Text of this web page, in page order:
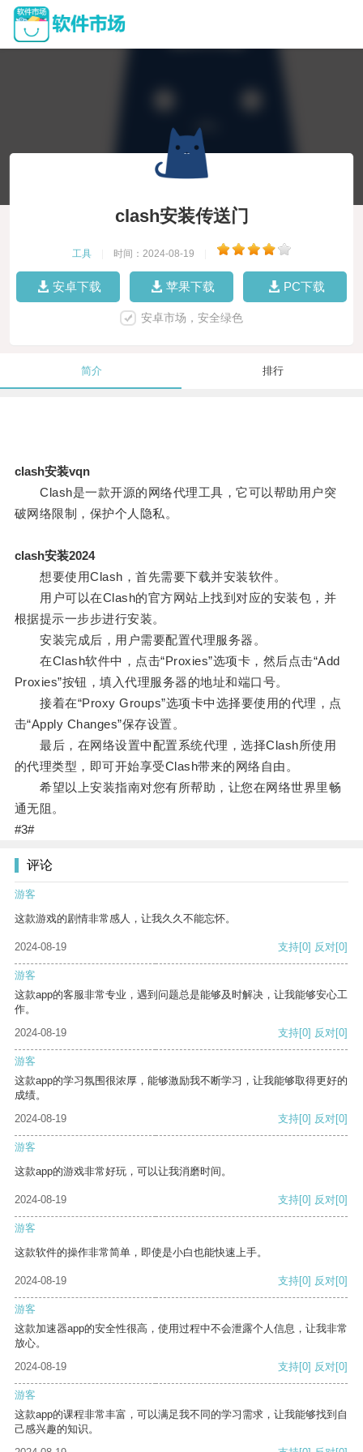
clash安装传送门
工具 时间：2024-08-19
安卓下载 苹果下载 PC下载
安卓市场，安全绿色
简介 排行
clash安装vqn
Clash是一款开源的网络代理工具，它可以帮助用户突
破网络限制，保护个人隐私。
clash安装2024
想要使用Clash，首先需要下载并安装软件。
用户可以在Clash的官方网站上找到对应的安装包，并
根据提示一步步进行安装。
安装完成后，用户需要配置代理服务器。
在Clash软件中，点击“Proxies”选项卡，然后点击“Add
Proxies”按钮，填入代理服务器的地址和端口号。
接着在“Proxy Groups”选项卡中选择要使用的代理，点
击“Apply Changes”保存设置。
最后，在网络设置中配置系统代理，选择Clash所使用
的代理类型，即可开始享受Clash带来的网络自由。
希望以上安装指南对您有所帮助，让您在网络世界里畅
通无阻。
#3#
评论
游客
这款游戏的剧情非常感人，让我久久不能忘怀。
2024-08-19 支持[0] 反对[0]
游客
这款app的客服非常专业，遇到问题总是能够及时解决，让我能够安心工
作。
2024-08-19
支持[0] 反对[0]
游客
这款app的学习氛围很浓厚，能够激励我不断学习，让我能够取得更好的
成绩。
2024-08-19
支持[0] 反对[0]
游客
这款app的游戏非常好玩，可以让我消磨时间。
2024-08-19 支持[0] 反对[0]
游客
这款软件的操作非常简单，即使是小白也能快速上手。
2024-08-19 支持[0] 反对[0]
游客
这款加速器app的安全性很高，使用过程中不会泄露个人信息，让我非常
放心。
2024-08-19
支持[0] 反对[0]
游客
这款app的课程非常丰富，可以满足我不同的学习需求，让我能够找到自
己感兴趣的知识。